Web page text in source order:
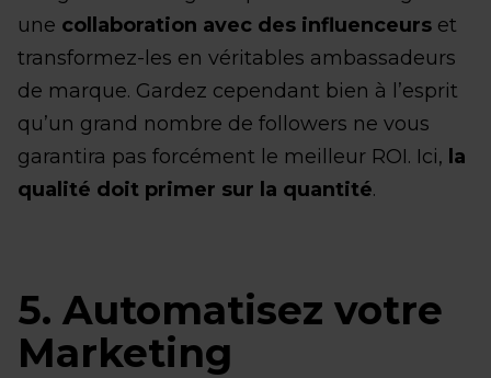
une collaboration avec des influenceurs et
transformez-les en véritables ambassadeurs
de marque. Gardez cependant bien à l’esprit
qu’un grand nombre de followers ne vous
garantira pas forcément le meilleur ROI. Ici, la
qualité doit primer sur la quantité.
5. Automatisez votre
Marketing